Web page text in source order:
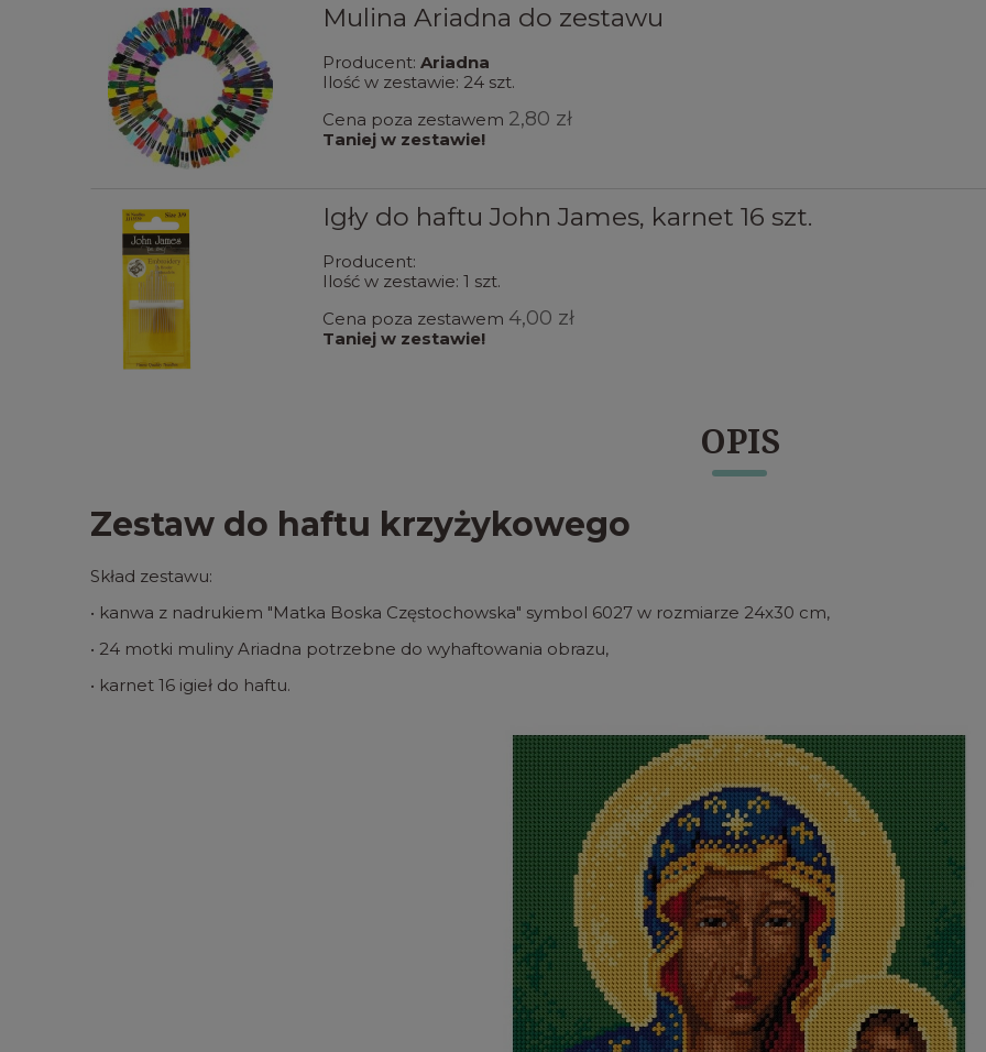
Mulina Ariadna do zestawu
Producent:Ariadna
Ilość w zestawie: 24 szt.
Cena poza zestawem 2,80 zł
Taniej w zestawie!
Igły do haftu John James, karnet 16 szt.
Producent:
Ilość w zestawie:1 szt.
Cena poza zestawem 4,00 zł
Taniej w zestawie!
OPIS
Zestaw do haftu krzyżykowego
Skład zestawu:
• kanwa z nadrukiem "Matka Boska Częstochowska" symbol 6027 w rozmiarze 24x30 cm,
• 24 motki muliny Ariadna potrzebne do wyhaftowania obrazu,
• karnet 16 igieł do haftu.